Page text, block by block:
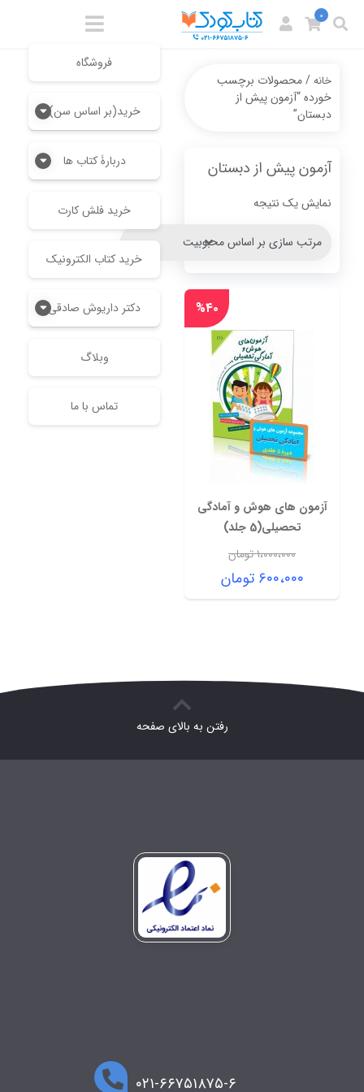
فروشگاه
خرید(بر اساس سن)
دربارۀ کتاب ها
خرید فلش کارت
خرید کتاب الکترونیک
دکتر داریوش صادقی
وبلاگ
تماس با ما
0
خانه/ محصولات برچسب
خورده “آزمون پیش از
دبستان”
آزمون پیش از دبستان
نمایش یک نتیجه
آزمون های هوش و آمادگی
تحصیلی(5 جلد)
۱،۰۰۰،۰۰۰تومان
قیمت
اصلی:
۶۰۰،۰۰۰ تومان
قیمت
%۴۰
رفتن به بالای صفحه
۰۲۱-۶۶۷۵۱۸۷۵-۶